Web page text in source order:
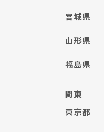
宮城県
山形県
福島県
関東
東京都